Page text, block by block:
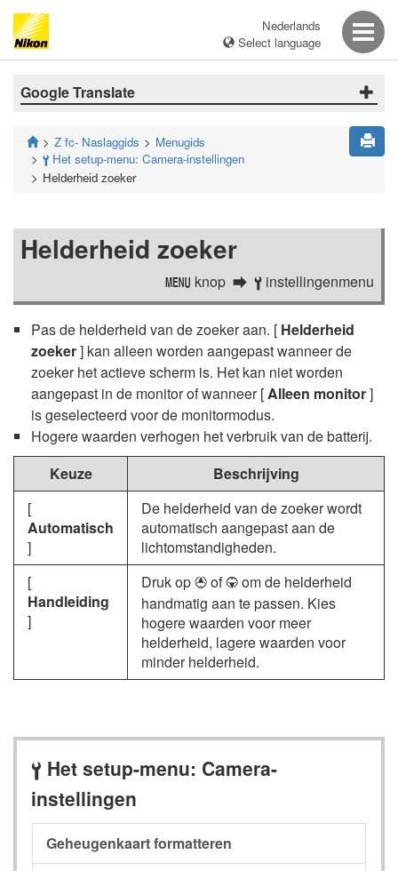
Nederlands
Select language
Google Translate
Z fc- Naslaggids Menugids
B Het setup-menu: Camera-instellingen
Helderheid zoeker
Helderheid zoeker
G knop B instellingenmenu
Pas de helderheid van de zoeker aan. [ Helderheid
zoeker] kan alleen worden aangepast wanneer de
zoeker het actieve scherm is. Het kan niet worden
aangepast in de monitor of wanneer [Alleen monitor]
is geselecteerd voor de monitormodus.
Hogere waarden verhogen het verbruik van de batterij.
Keuze
Beschrijving
[
Automatisch
]
De helderheid van de zoeker wordt
automatisch aangepast aan de
lichtomstandigheden.
[
Handleiding
]
Druk op 1 of3 om de helderheid
handmatig aan te passen. Kies
hogere waarden voor meer
helderheid, lagere waarden voor
minder helderheid.
B Het setup-menu: Camera-
instellingen
Geheugenkaart formatteren